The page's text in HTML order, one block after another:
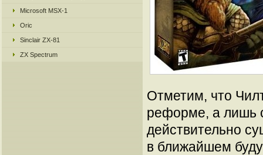
Microsoft MSX-1
Oric
Sinclair ZX-81
ZX Spectrum
Отметим, что
реформе, а лишь
действительно
в ближайшем